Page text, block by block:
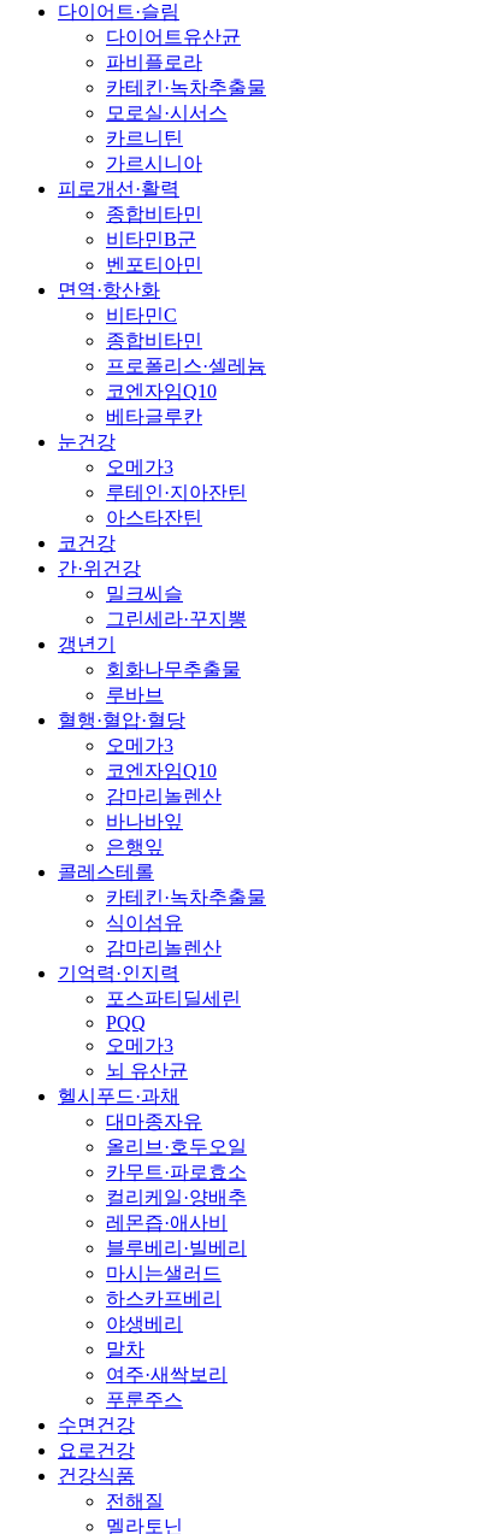
다이어트·슬림
다이어트유산균
파비플로라
카테킨·녹차추출물
모로실·시서스
카르니틴
가르시니아
피로개선·활력
종합비타민
비타민B군
벤포티아민
면역·항산화
비타민C
종합비타민
프로폴리스·셀레늄
코엔자임Q10
베타글루칸
눈건강
오메가3
루테인·지아잔틴
아스타잔틴
코건강
간·위건강
밀크씨슬
그린세라·꾸지뽕
갱년기
회화나무추출물
루바브
혈행·혈압·혈당
오메가3
코엔자임Q10
감마리놀렌산
바나바잎
은행잎
콜레스테롤
카테킨·녹차추출물
식이섬유
감마리놀렌산
기억력·인지력
포스파티딜세린
PQQ
오메가3
뇌 유산균
헬시푸드·과채
대마종자유
올리브·호두오일
카무트·파로효소
컬리케일·양배추
레몬즙·애사비
블루베리·빌베리
마시는샐러드
하스카프베리
야생베리
말차
여주·새싹보리
푸룬주스
수면건강
요로건강
건강식품
전해질
멜라토닌